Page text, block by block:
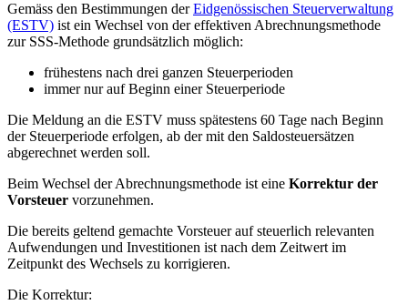
Gemäss den Bestimmungen derEidgenössischen Steuerverwaltung
(ESTV) ist ein Wechsel von der effektiven Abrechnungsmethode
zur SSS-Methode grundsätzlich möglich:
frühestens nach drei ganzen Steuerperioden
immer nur auf Beginn einer Steuerperiode
Die Meldung an die ESTV muss spätestens 60 Tage nach Beginn
der Steuerperiode erfolgen, ab der mit den Saldosteuersätzen
abgerechnet werden soll.
Beim Wechsel der Abrechnungsmethode ist eine Korrektur der
Vorsteuer vorzunehmen.
Die bereits geltend gemachte Vorsteuer auf steuerlich relevanten
Aufwendungen und Investitionen ist nach dem Zeitwert im
Zeitpunkt des Wechsels zu korrigieren.
Die Korrektur: